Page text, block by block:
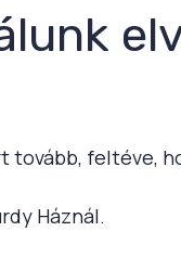
feltéve,
Háznál.